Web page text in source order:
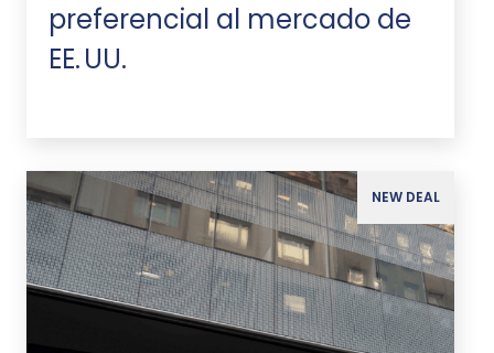
preferencial al mercado de
EE. UU.
NEW DEAL